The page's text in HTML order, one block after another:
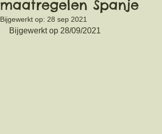
maatregelen Spanje
Bijgewerkt op: 28 sep 2021
Bijgewerkt op 28/09/2021